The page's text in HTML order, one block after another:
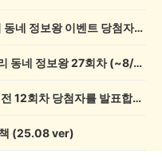
💰[당첨자 발표] 26회차 우리 동네 정보왕 이벤트 당첨자를 발표합니다!
💸 전원 2,000캐시 지급! 우리 동네 정보왕 27회차 (~8/10)
💰[당첨자 발표] 우리 동네 썰전 12회차 당첨자를 발표합니다!
(25.08 ver)